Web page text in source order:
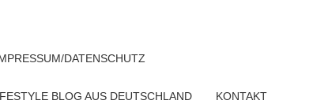
DATENSCHUTZ
BLOG AUS DEUTSCHLAND KONTAKT